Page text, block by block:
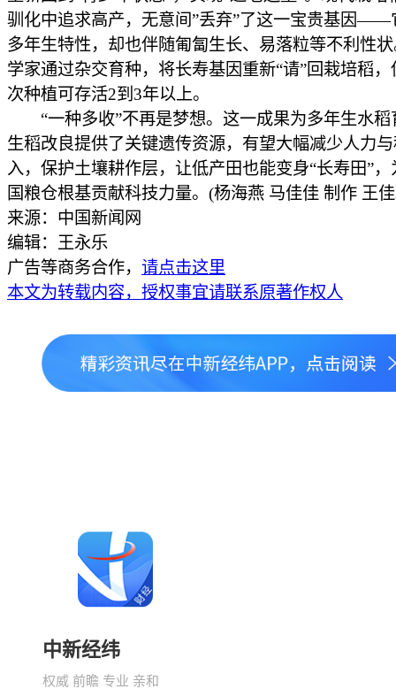
驯化中追求高产，无意间”丢弃”了这一宝贵基因——
多年生特性，却也伴随匍匐生长、易落粒等不利性
学家通过杂交育种，将长寿基因重新“请”回栽培稻，
次种植可存活2到3年以上。
“一种多收”不再是梦想。这一成果为多年生水稻
生稻改良提供了关键遗传资源，有望大幅减少人力
入，保护土壤耕作层，让低产田也能变身“长寿田”
国粮仓根基贡献科技力量。(杨海燕 马佳佳 制作 王
来源：中国新闻网
编辑：王永乐
广告等商务合作， 请点击这里
本文为转载内容，授权事宜请联系原著作权人
中新经纬
权威 前瞻 专业 亲和